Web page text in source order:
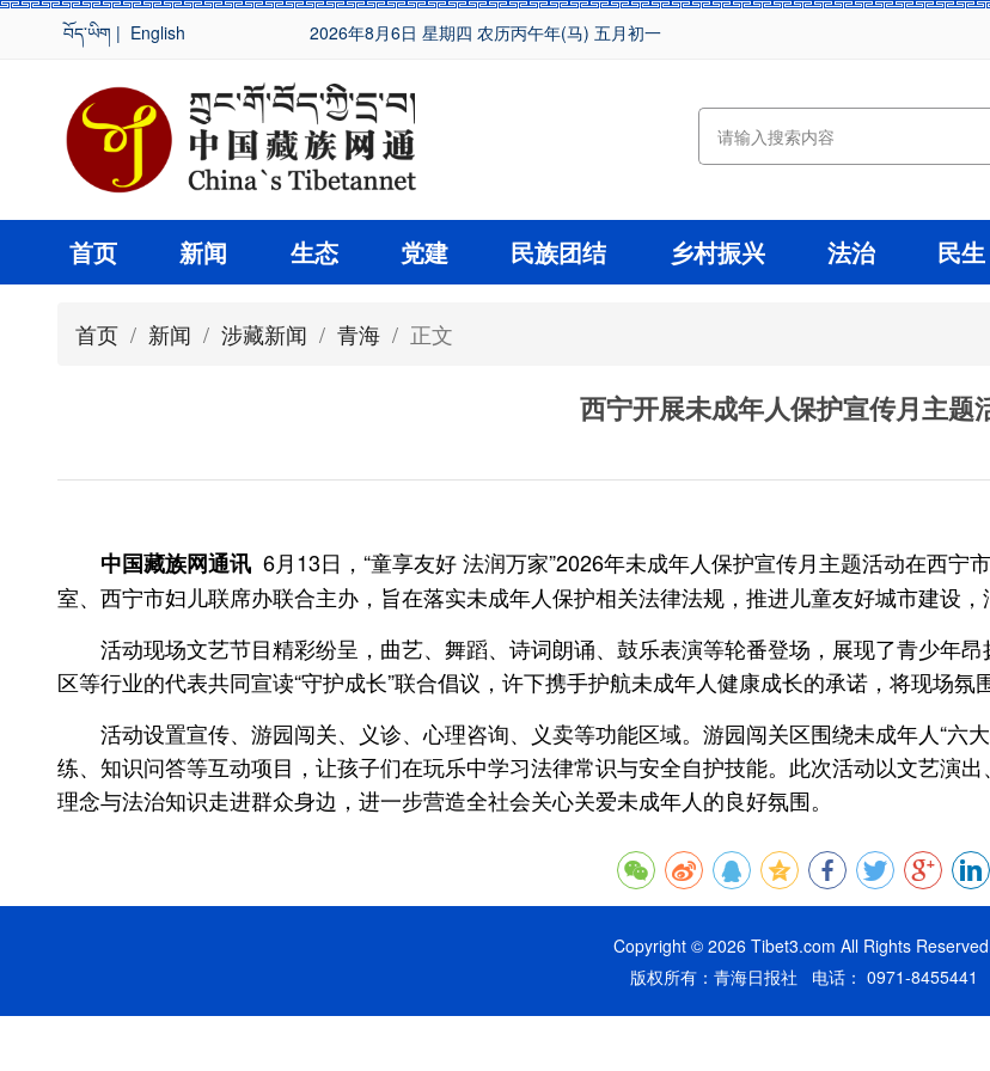
བོད་ཡིག | English 2026年8月6日 星期四 农历丙午年(马) 五月初一
首页 新闻 生态 党建 民族团结 乡村振兴 法治 民生
首页 / 新闻 / 涉藏新闻 / 青海 / 正文
西宁开展未成年人保护宣传月主题
中国藏族网通讯 6月13日，“童享友好 法润万家”2026年未成年人保护宣传月主题活动在西
室、西宁市妇儿联席办联合主办，旨在落实未成年人保护相关法律法规，推进儿童友好城市建设，
活动现场文艺节目精彩纷呈，曲艺、舞蹈、诗词朗诵、鼓乐表演等轮番登场，展现了青少年
区等行业的代表共同宣读“守护成长”联合倡议，许下携手护航未成年人健康成长的承诺，将现场氛
活动设置宣传、游园闯关、义诊、心理咨询、义卖等功能区域。游园闯关区围绕未成年人“六
练、知识问答等互动项目，让孩子们在玩乐中学习法律常识与安全自护技能。此次活动以文艺演
理念与法治知识走进群众身边，进一步营造全社会关心关爱未成年人的良好氛围。
Copyright © 2026 Tibet3.com All Rights
版权所有：青海日报社 电话： 0971-8455441